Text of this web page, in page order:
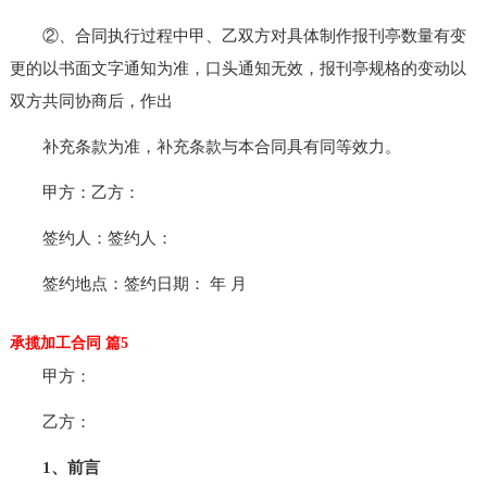
②、合同执行过程中甲、乙双方对具体制作报刊亭数量有变
更的以书面文字通知为准，口头通知无效，报刊亭规格的变动以
双方共同协商后，作出
补充条款为准，补充条款与本合同具有同等效力。
甲方：乙方：
签约人：签约人：
签约地点：签约日期： 年 月
承揽加工合同 篇5
甲方：
乙方：
1、前言